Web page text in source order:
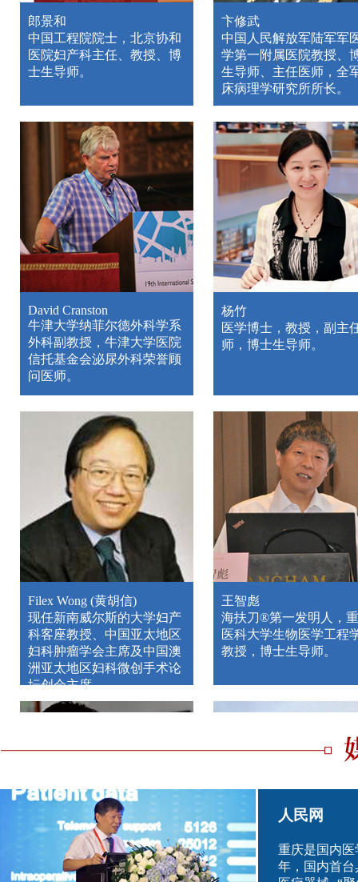
郎景和
中国工程院院士，北京协和
医院妇产科主任、教授、博
士生导师。
卞修武
中国人民解放军陆军军
学第一附属医院教授、
生导师、主任医师，全
床病理学研究所所长。
David Cranston
牛津大学纳菲尔德外科学系
外科副教授，牛津大学医院
信托基金会泌尿外科荣誉顾
问医师。
杨竹
医学博士，教授，副主
师，博士生导师。
Filex Wong (黄胡信)
现任新南威尔斯的大学妇产
科客座教授、中国亚太地区
妇科肿瘤学会主席及中国澳
洲亚太地区妇科微创手术论
坛创会主席。
王智彪
海扶刀®第一发明人，
医科大学生物医学工程
教授，博士生导师。
人民网
重庆是国内医
年，国内首